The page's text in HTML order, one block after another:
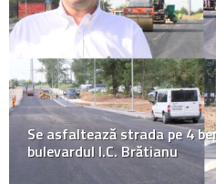
Se asfaltează strada pe 4
bulevardul I.C. Brătianu